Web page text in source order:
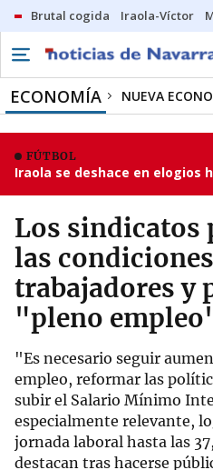
Brutal cogida Iraola-Víctor
ECONOMÍA NUEVA
FÚTBOL
Iraola se deshace en elogios
Los sindicatos
las
trabajadores y
"pleno
"Es necesario seguir
empleo, reformar las
subir el Salario Mínimo
especialmente relevante,
jornada laboral hasta las
destacan tras hacerse